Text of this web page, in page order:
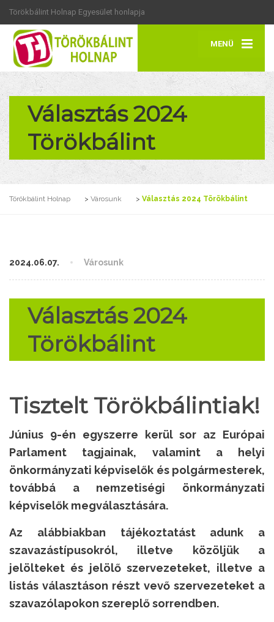
Törökbálint Holnap Egyesület honlapja
MENÜ
Választás 2024
Törökbálint
Törökbálint Holnap > Városunk > Választás 2024 Törökbálint
2024.06.07. Városunk
Választás 2024
Törökbálint
Tisztelt Törökbálintiak!
Június 9-én egyszerre kerül sor az Európai
Parlament tagjainak, valamint a helyi
önkormányzati képviselők és polgármesterek,
továbbá a nemzetiségi önkormányzati
képviselők megválasztására.
Az alábbiakban tájékoztatást adunk a
szavazástípusokról, illetve közöljük a
jelölteket és jelölő szervezeteket, illetve a
listás választáson részt vevő szervezeteket a
szavazólapokon szereplő sorrendben.